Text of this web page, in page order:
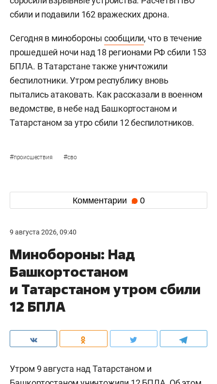
сбили и подавили 162 вражеских дрона.
Сегодня в минобороны сообщили, что в течение
прошедшей ночи над 18 регионами РФ сбили 153
БПЛА. В Татарстане также уничтожили
беспилотники. Утром республику вновь
пытались атаковать. Как рассказали в военном
ведомстве, в небе над Башкортостаном и
Татарстаном за утро сбили 12 беспилотников.
#происшествия #сво
Комментарии 0
9 августа 2026, 09:40
Минобороны: Над
Башкортостаном
и Татарстаном утром сбили
12 БПЛА
Утром 9 августа над Татарстаном и